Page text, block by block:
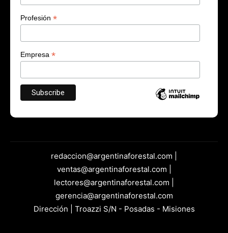
Profesión *
Empresa *
redaccion@argentinaforestal.com |
ventas@argentinaforestal.com |
lectores@argentinaforestal.com |
gerencia@argentinaforestal.com
Dirección | Troazzi S/N - Posadas - Misiones